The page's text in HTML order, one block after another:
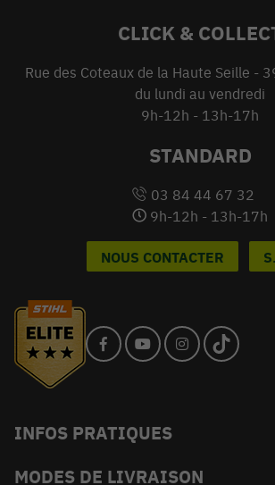
CLICK &
Rue des Coteaux de la Haute Seille -
du lundi au vendredi
9h-12h - 13h-17h
STANDARD
03 84 44 67 32
9h-12h - 13h-17h
NOUS CONTACTER
INFOS PRATIQUES
MODES DE LIVRAISON